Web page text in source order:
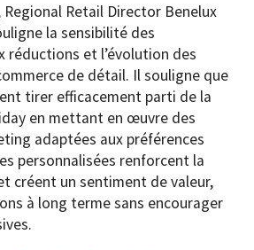
Regional Retail Director Benelux
la sensibilité des
réductions et l’évolution des
de détail. Il souligne que
tirer efficacement parti de la
en mettant en œuvre des
adaptées aux préférences
personnalisées renforcent la
créent un sentiment de valeur,
à long terme sans encourager